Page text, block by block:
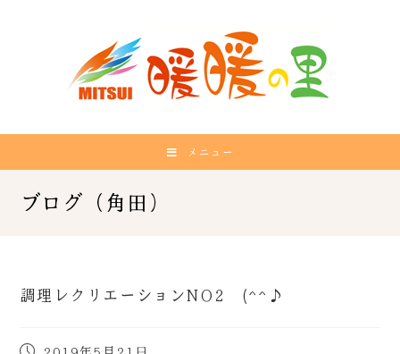
メニュー
調理レクリエーションNO2 (^^♪